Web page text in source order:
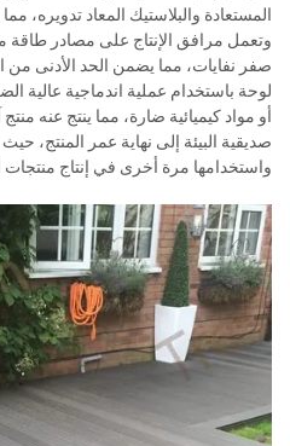
المستعادة والبلاستيك المعاد تدويره،
وتعمل مرافق الإنتاج على مصادر
صفر نفايات، مما يضمن الحد الأدنى من
لوحة باستخدام عملية اندماجية عالية
أو مواد كيميائية ضارة، مما ينتج عنه
صديقية البيئة إلى نهاية عمر المنتج،
واستخدامها مرة أخرى في إنتاج